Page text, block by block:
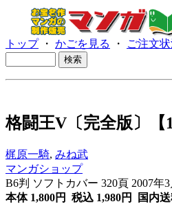
トップ・ かごを見る ・ ご注文
格闘王V〔完全版〕【1
梶原一騎, みね武
マンガショップ
B6判 ソフトカバー 320頁 2007年
本体 1,800円 税込 1,980円
国内